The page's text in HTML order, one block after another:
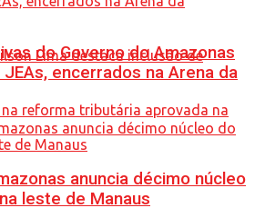
do Governo do Amazonas
encerrados na Arena da
anuncia décimo núcleo
leste de Manaus